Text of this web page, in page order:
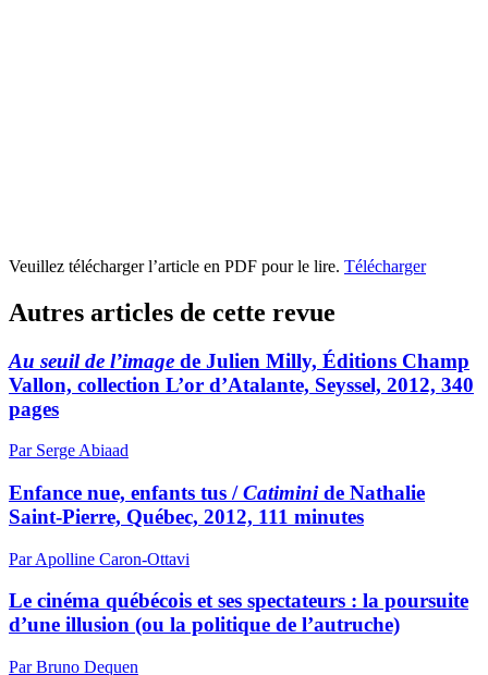
Veuillez télécharger l’article en PDF pour le lire. Télécharger
Autres articles de cette revue
Au seuil de l’image de Julien Milly, Éditions Champ
Vallon, collection L’or d’Atalante, Seyssel, 2012, 340
pages
Par Serge Abiaad
Enfance nue, enfants tus /Catiminide Nathalie
Saint-Pierre, Québec, 2012, 111 minutes
Par Apolline Caron-Ottavi
Le cinéma québécois et ses spectateurs : la poursuite
d’une illusion (ou la politique de l’autruche)
Par Bruno Dequen